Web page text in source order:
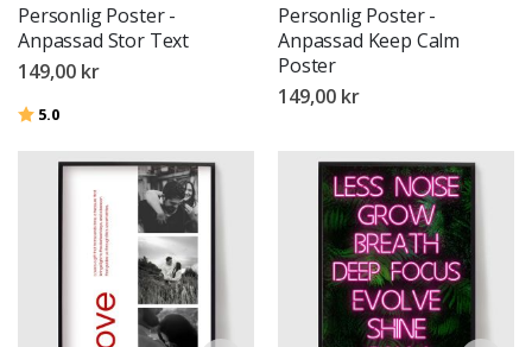
Personlig Poster -
Anpassad Stor Text
149,00 kr
Betyg:
5.0
Personlig Poster -
Anpassad Keep Calm
Poster
149,00 kr